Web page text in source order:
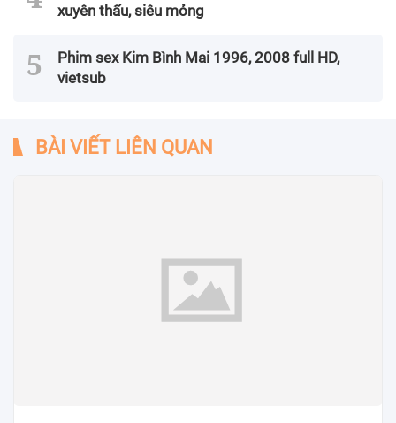
xuyên thấu, siêu mỏng
Phim sex Kim Bình Mai 1996, 2008 full HD,
vietsub
BÀI VIẾT LIÊN QUAN